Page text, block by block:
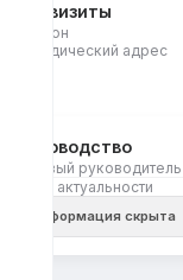
Реквизиты
Регион
Юридический адрес
Руководство
Первый руководитель
Дата актуальности
Информация скрыта